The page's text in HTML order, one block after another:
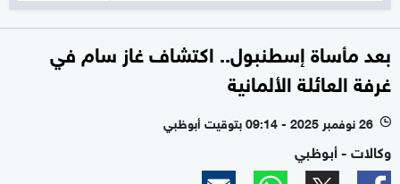
بعد مأساة إسطنبول.. اكتشاف غاز سام في
غرفة العائلة الألمانية
l 26 نوفمبر 2025 - 09:14 بتوقيت أبوظبي
وكالات - أبوظبي